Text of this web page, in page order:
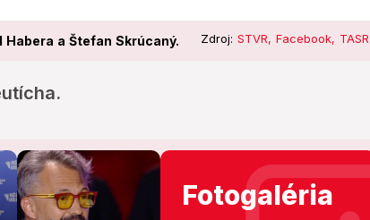
Habera a Štefan Skrúcaný. Zdroj: STVR, Facebook, TASR
Fotogaléria